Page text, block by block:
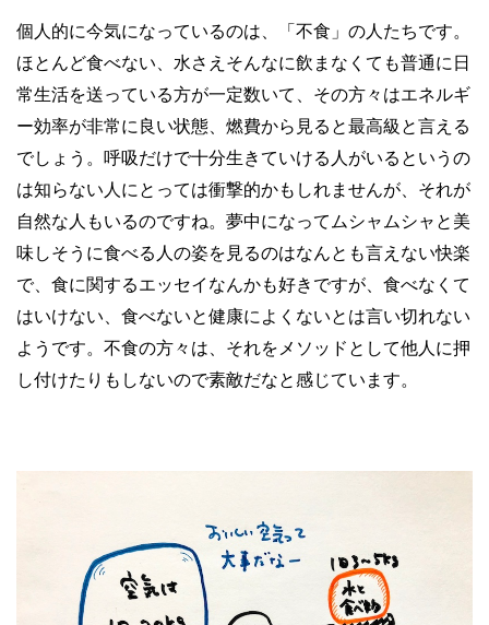
個人的に今気になっているのは、「不食」の人たちです。
ほとんど食べない、水さえそんなに飲まなくても普通に日
常生活を送っている方が一定数いて、その方々はエネルギ
ー効率が非常に良い状態、燃費から見ると最高級と言える
でしょう。呼吸だけで十分生きていける人がいるというの
は知らない人にとっては衝撃的かもしれませんが、それが
自然な人もいるのですね。夢中になってムシャムシャと美
味しそうに食べる人の姿を見るのはなんとも言えない快楽
で、食に関するエッセイなんかも好きですが、食べなくて
はいけない、食べないと健康によくないとは言い切れない
ようです。不食の方々は、それをメソッドとして他人に押
し付けたりもしないので素敵だなと感じています。